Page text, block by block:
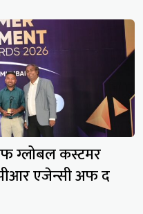
ग्लोबल कस्टमर
एजेन्सी अफ द